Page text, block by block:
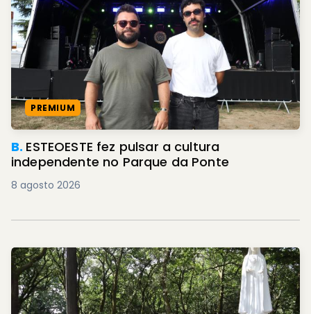
PREMIUM
B. ESTEOESTE fez pulsar a cultura
independente no Parque da Ponte
8 agosto 2026